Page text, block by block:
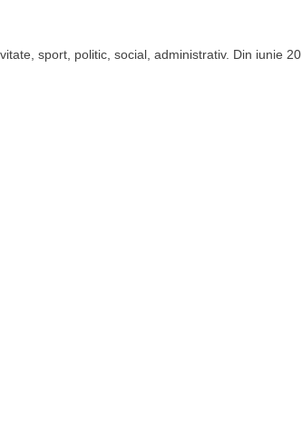
sport, politic, social, administrativ. Din iunie